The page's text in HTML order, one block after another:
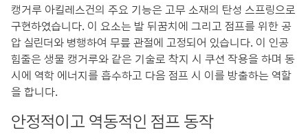
캥거루 아킬레스건의 주요 기능은 고무 소재의 탄성 스프링으로
구현하였습니다. 이 요소는 발 뒤꿈치에 그리고 점프를 위한 공
압 실린더와 병행하여 무릎 관절에 고정되어 있습니다. 이 인공
힘줄은 생물 캥거루와 같은 기술로 착지 시 쿠션 작용을 하며 동
시에 역학 에너지를 흡수하고 다음 점프 시 이를 방출하는 역할
을 합니다.
안정적이고 역동적인 점프 동작